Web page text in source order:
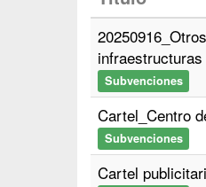
Subvenciones
Cartel_Centro
Subvenciones
Cartel